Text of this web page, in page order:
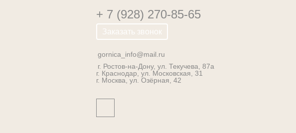
+ 7 (928) 270-85-65
Заказать звонок
gornica_info@mail.ru
г. Ростов-на-Дону, ул. Текучева, 87а
г. Краснодар, ул. Московская, 31
г. Москва, ул. Озёрная, 42